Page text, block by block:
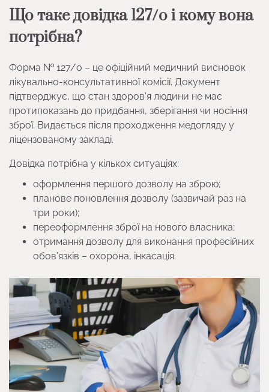
Що таке довідка 127/о і кому вона
потрібна?
Форма № 127/о – це офіційний медичний висновок
лікувально-консультативної комісії. Документ
підтверджує, що стан здоров’я людини не має
протипоказань до придбання, зберігання чи носіння
зброї. Видається після проходження медогляду у
ліцензованому закладі.
Довідка потрібна у кількох ситуаціях:
оформлення першого дозволу на зброю;
планове поновлення дозволу (зазвичай раз на
три роки);
переоформлення зброї на нового власника;
отримання дозволу для виконання професійних
обов’язків – охорона, інкасація.